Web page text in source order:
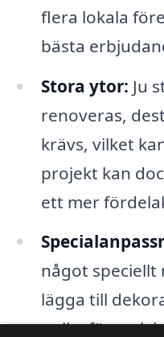
flera lokala
bästa
Stora ytor: Ju
renoveras,
krävs, vilket
projekt kan
ett mer
något speciellt
lägga till
unika färgval,